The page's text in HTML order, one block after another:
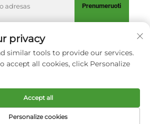
Prenumeruoti
HUAKANG ORTHOPEDIC CO., LTD.
politika
privacy
similar tools to provide our services.
accept all cookies, click Personalize
Personalize cookies
Accept all